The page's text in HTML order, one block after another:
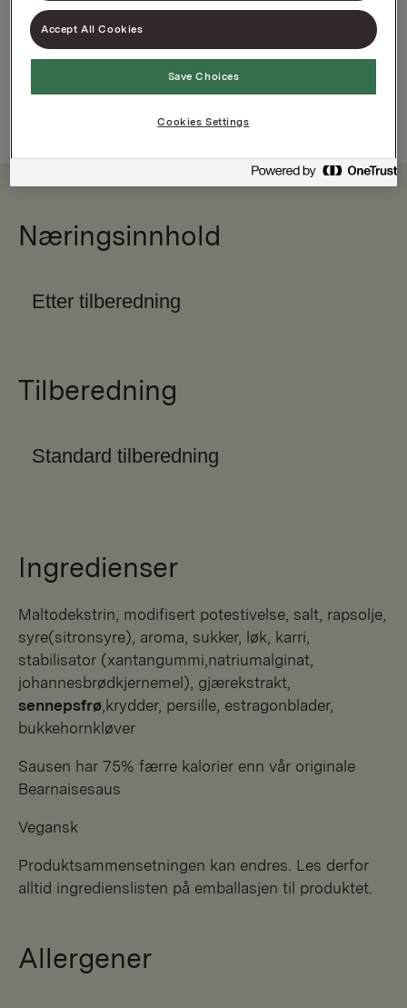
Næringsinnhold
Etter tilberedning
Tilberedning
Standard tilberedning
Ingredienser
maltodekstrin, modifisert potestivelse, salt, rapsolje,
syre(sitronsyre), aroma, sukker, løk, karri,
stabilisator (xantangummi,natriumalginat,
johannesbrødkjernemel), gjærekstrakt,
sennepsfrø ,krydder, persille, estragonblader,
bukkehornkløver
Sausen har 75% færre kalorier enn vår originale
Bearnaisesaus
Vegansk
Produktsammensetningen kan endres. Les derfor
alltid ingredienslisten på emballasjen til produktet.
Allergener
Accept All Cookies
Save Choices
Cookies Settings